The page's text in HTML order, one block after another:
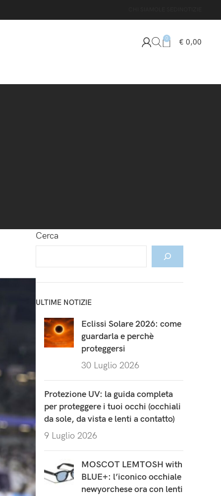
0 € 0,00
Cerca
ULTIME NOTIZIE
Eclissi Solare 2026: come
guardarla e perchè
proteggersi
30 Luglio 2026
Protezione UV: la guida completa
per proteggere i tuoi occhi (occhiali
da sole, da vista e lenti a contatto)
9 Luglio 2026
MOSCOT LEMTOSH with
BLUE+: l’iconico occhiale
newyorchese ora con lenti